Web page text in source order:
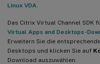
Linux VDA
Das Citrix Virtual Channel SDK
Virtual Apps and Desktops-
Erweitern Sie die
Desktops und klicken Sie auf
Download auszuwählen.